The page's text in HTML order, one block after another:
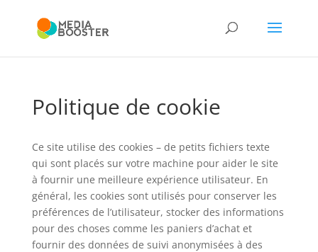
Politique de cookie
Ce site utilise des cookies – de petits fichiers texte
qui sont placés sur votre machine pour aider le site
à fournir une meilleure expérience utilisateur. En
général, les cookies sont utilisés pour conserver les
préférences de l’utilisateur, stocker des informations
pour des choses comme les paniers d’achat et
fournir des données de suivi anonymisées à des